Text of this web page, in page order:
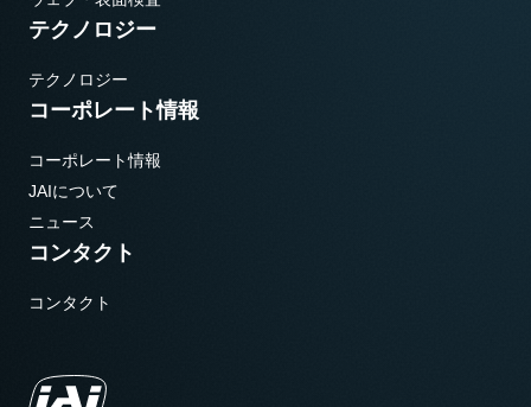
テクノロジー
テクノロジー
コーポレート情報
コーポレート情報
JAIについて
ニュース
コンタクト
コンタクト